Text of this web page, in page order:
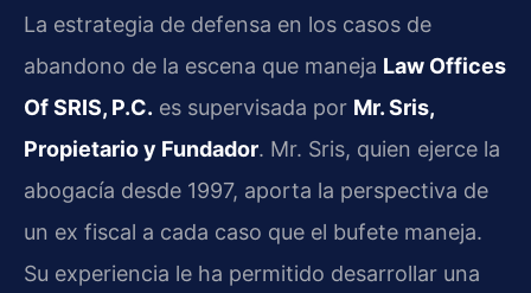
La estrategia de defensa en los casos de
abandono de la escena que maneja Law Offices
Of SRIS, P.C. es supervisada por Mr. Sris,
Propietario y Fundador. Mr. Sris, quien ejerce la
abogacía desde 1997, aporta la perspectiva de
un ex fiscal a cada caso que el bufete maneja.
Su experiencia le ha permitido desarrollar una